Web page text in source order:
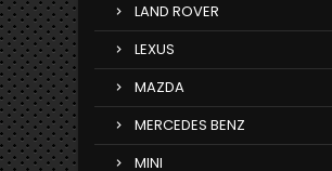
LAND ROVER
LEXUS
MAZDA
MERCEDES BENZ
MINI